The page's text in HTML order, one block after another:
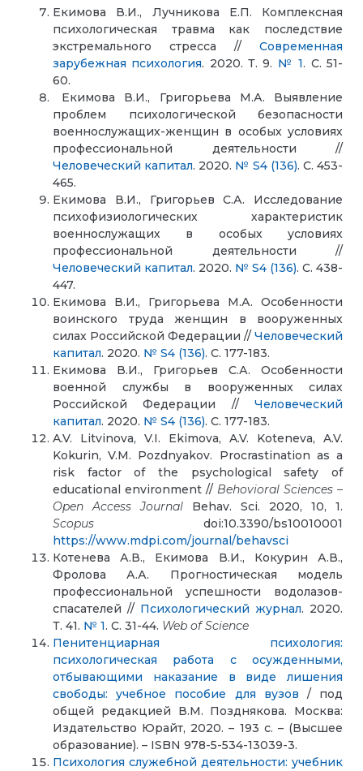
Екимова В.И., Лучникова Е.П. Комплексная
психологическая травма как последствие
экстремального стресса // Современная
зарубежная психология. 2020. Т. 9. № 1. С. 51-
60.
Екимова В.И., Григорьева М.А. Выявление
проблем психологической безопасности
военнослужащих-женщин в особых условиях
профессиональной деятельности //
Человеческий капитал. 2020. № S4 (136). С. 453-
465.
Екимова В.И., Григорьев С.А. Исследование
психофизиологических характеристик
военнослужащих в особых условиях
профессиональной деятельности //
Человеческий капитал. 2020. № S4 (136). С. 438-
447.
Екимова В.И., Григорьева М.А. Особенности
воинского труда женщин в вооруженных
силах Российской Федерации // Человеческий
капитал. 2020. № S4 (136). С. 177-183.
Екимова В.И., Григорьев С.А. Особенности
военной службы в вооруженных силах
Российской Федерации // Человеческий
капитал. 2020. № S4 (136). С. 177-183.
A.V. Litvinova, V.I. Ekimova, A.V. Koteneva, A.V.
Kokurin, V.M. Pozdnyakov. Procrastination as a
risk factor of the psychological safety of
educational environment // Behovioral Sciences –
Open Access Journal Behav. Sci. 2020, 10, 1.
Scopus doi:10.3390/bs10010001
https://www.mdpi.com/journal/behavsci
Котенева А.В., Екимова В.И., Кокурин А.В.,
Фролова А.А. Прогностическая модель
профессиональной успешности водолазов-
спасателей // Психологический журнал. 2020.
Т. 41. № 1. С. 31-44. Web of Science
Пенитенциарная психология:
психологическая работа с осужденными,
отбывающими наказание в виде лишения
свободы: учебное пособие для вузов / под
общей редакцией В.М. Позднякова. Москва:
Издательство Юрайт, 2020. – 193 с. – (Высшее
образование). – ISBN 978-5-534-13039-3.
Психология служебной деятельности: учебник